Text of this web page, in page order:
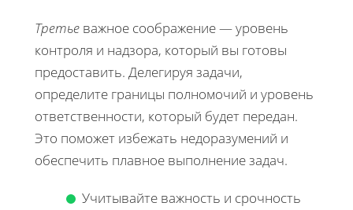
Третье важное соображение — уровень
контроля и надзора, который вы готовы
предоставить. Делегируя задачи,
определите границы полномочий и уровень
ответственности, который будет передан.
Это поможет избежать недоразумений и
обеспечить плавное выполнение задач.
Учитывайте важность и срочность